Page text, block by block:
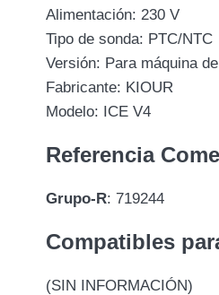
Alimentación: 230 V
Tipo de sonda: PTC/NTC
Versión: Para máquina
Fabricante: KIOUR
Modelo: ICE V4
Referencia
Grupo-R: 719244
Compatibles
(SIN INFORMACIÓN)